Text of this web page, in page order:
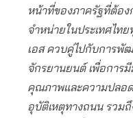
หน้าที่ของภาครัฐที่ต้อ
จำหน่ายในประเทศไท
เอส ควบคู่ไปกับการพั
จักรยานยนต์ เพื่อการ
คุณภาพและความปลอ
อุบัติเหตุทางถนน รวม